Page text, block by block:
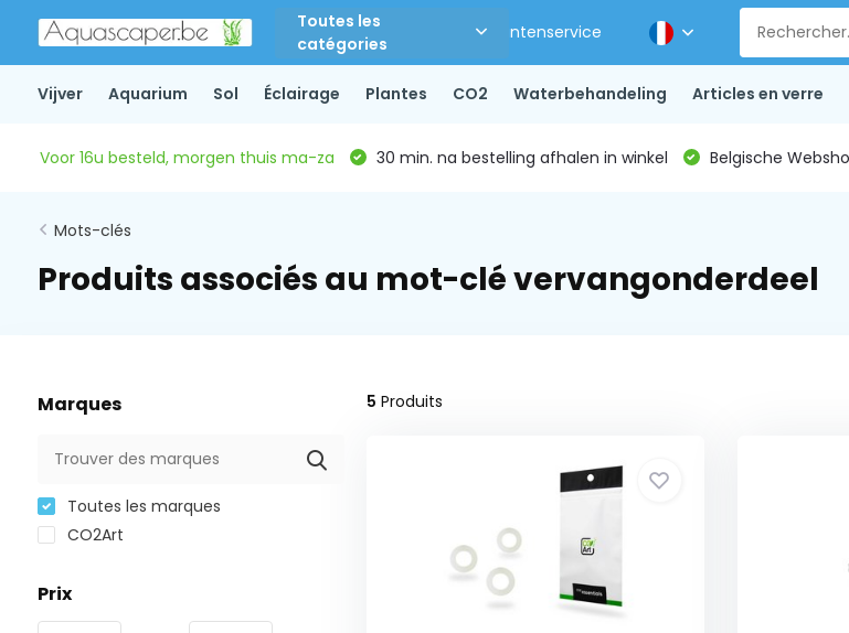
Toutes les
catégories
Klantenservice
Vijver Aquarium Sol Éclairage Plantes CO2 Waterbehandeling Articles en verre
Voor 16u besteld, morgen thuis ma-za 30 min. na bestelling afhalen in winkel Belgische
Mots-clés
Produits associés au mot-clé vervangonderdeel
Marques
Toutes les marques
CO2Art
Prix
5 Produits